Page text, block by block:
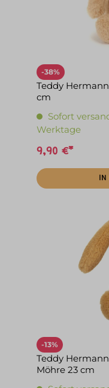
-38%
Teddy
cm
Sofort
Werktage
9,90 €*
IN
-13%
Teddy
Möhre 23 cm